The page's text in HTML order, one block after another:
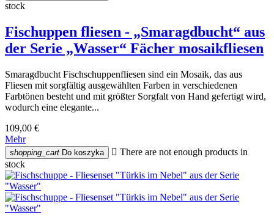
stock
Fischuppen fliesen - „Smaragdbucht“ aus
der Serie „Wasser“ Fächer mosaikfliesen
Smaragdbucht Fischschuppenfliesen sind ein Mosaik, das aus
Fliesen mit sorgfältig ausgewählten Farben in verschiedenen
Farbtönen besteht und mit größter Sorgfalt von Hand gefertigt wird,
wodurch eine elegante...
109,00 €
Mehr
shopping_cart Do koszyka  There are not enough products in
stock